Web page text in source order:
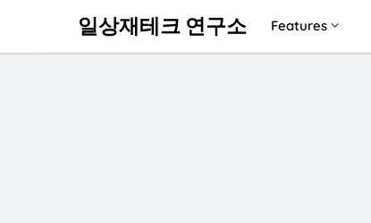
일상재테크 연구소 Features